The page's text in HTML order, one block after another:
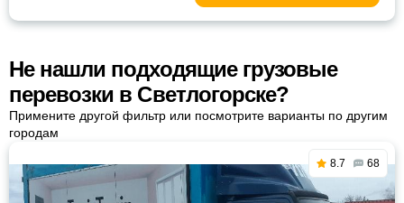
Не нашли подходящие грузовые
перевозки в Светлогорске?
Примените другой фильтр или посмотрите варианты по другим
городам
8.7 68